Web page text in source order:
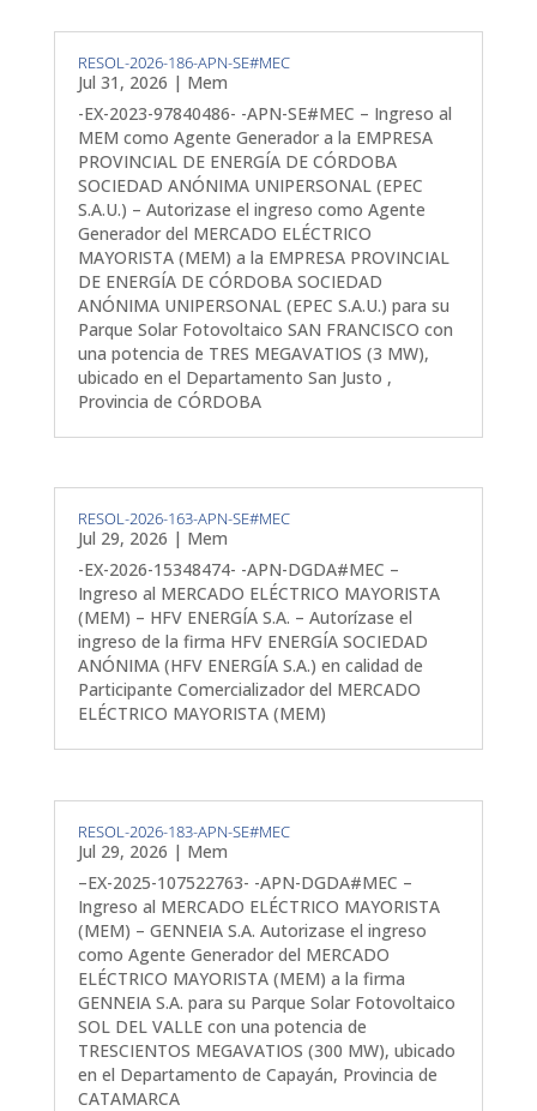
RESOL-2026-186-APN-SE#MEC
Jul 31, 2026 | Mem
-EX-2023-97840486- -APN-SE#MEC – Ingreso al
MEM como Agente Generador a la EMPRESA
PROVINCIAL DE ENERGÍA DE CÓRDOBA
SOCIEDAD ANÓNIMA UNIPERSONAL (EPEC
S.A.U.) – Autorizase el ingreso como Agente
Generador del MERCADO ELÉCTRICO
MAYORISTA (MEM) a la EMPRESA PROVINCIAL
DE ENERGÍA DE CÓRDOBA SOCIEDAD
ANÓNIMA UNIPERSONAL (EPEC S.A.U.) para su
Parque Solar Fotovoltaico SAN FRANCISCO con
una potencia de TRES MEGAVATIOS (3 MW),
ubicado en el Departamento San Justo ,
Provincia de CÓRDOBA
RESOL-2026-163-APN-SE#MEC
Jul 29, 2026 | Mem
-EX-2026-15348474- -APN-DGDA#MEC –
Ingreso al MERCADO ELÉCTRICO MAYORISTA
(MEM) – HFV ENERGÍA S.A. – Autorízase el
ingreso de la firma HFV ENERGÍA SOCIEDAD
ANÓNIMA (HFV ENERGÍA S.A.) en calidad de
Participante Comercializador del MERCADO
ELÉCTRICO MAYORISTA (MEM)
RESOL-2026-183-APN-SE#MEC
Jul 29, 2026 | Mem
–EX-2025-107522763- -APN-DGDA#MEC –
Ingreso al MERCADO ELÉCTRICO MAYORISTA
(MEM) – GENNEIA S.A. Autorizase el ingreso
como Agente Generador del MERCADO
ELÉCTRICO MAYORISTA (MEM) a la firma
GENNEIA S.A. para su Parque Solar Fotovoltaico
SOL DEL VALLE con una potencia de
TRESCIENTOS MEGAVATIOS (300 MW), ubicado
en el Departamento de Capayán, Provincia de
CATAMARCA